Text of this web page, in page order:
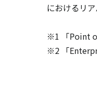
におけるリ
※1 「Point
※2 「